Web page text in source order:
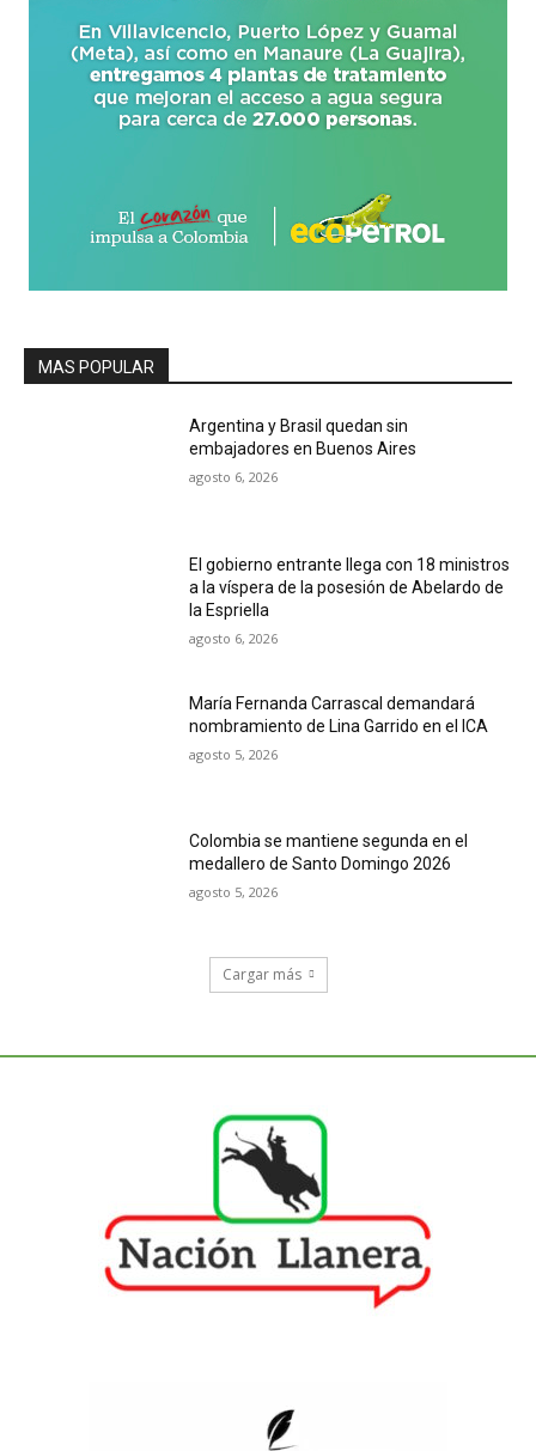
MAS POPULAR
Argentina y Brasil quedan sin
embajadores en Buenos Aires
agosto 6, 2026
El gobierno entrante llega con 18 ministros
a la víspera de la posesión de Abelardo de
la Espriella
agosto 6, 2026
María Fernanda Carrascal demandará
nombramiento de Lina Garrido en el ICA
agosto 5, 2026
Colombia se mantiene segunda en el
medallero de Santo Domingo 2026
agosto 5, 2026
Cargar más